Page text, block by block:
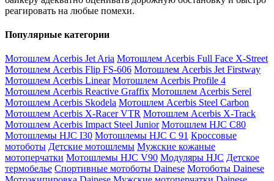
реагировать на любые помехи.
Популярные категории
Мотошлем Acerbis Jet Aria Мотошлем Acerbis Full Face X-Street
Мотошлем Acerbis Flip FS-606 Мотошлем Acerbis Jet Firstway
Мотошлем Acerbis Linear Мотошлем Acerbis Profile 4
Мотошлем Acerbis Reactive Graffix Мотошлем Acerbis Serel
Мотошлем Acerbis Skodela Мотошлем Acerbis Steel Carbon
Мотошлем Acerbis X-Racer VTR Мотошлем Acerbis X-Track
Мотошлем Acerbis Impact Steel Junior Мотошлем HJC C80
Мотошлемы HJC I30 Мотошлемы HJC C 91 Кроссовые
мотоботы Детские мотошлемы Мужские кожаные
мотоперчатки Мотошлемы HJC V90 Модуляры HJC Детское
термобелье Спортивные мотоботы Dainese Мотоботы Dainese